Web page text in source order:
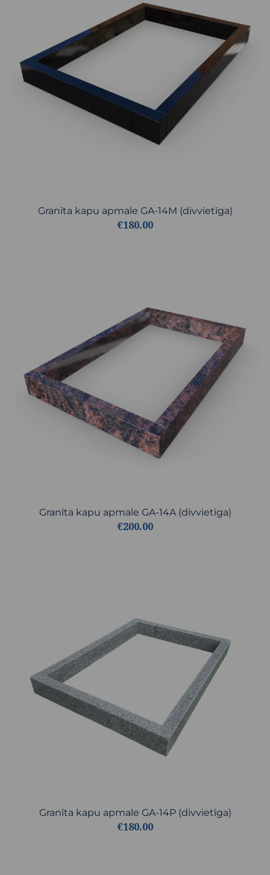
Granīta kapu apmale GA-14M (divvietīga)
€180.00
Granīta kapu apmale GA-14A (divvietīga)
€200.00
Granīta kapu apmale GA-14P (divvietīga)
€180.00